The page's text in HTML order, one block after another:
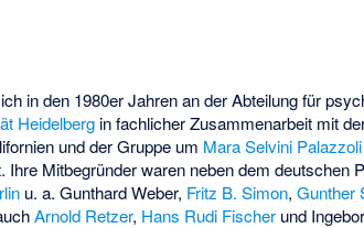
in den 1980er Jahren an der Abteilung für
Heidelberg in fachlicher Zusammenarbeit mit
und der Gruppe um Mara Selvini Palazzoli
Ihre Mitbegründer waren neben dem deutschen
u. a. Gunthard Weber, Fritz B. Simon,Gunther
Arnold Retzer, Hans Rudi Fischer und